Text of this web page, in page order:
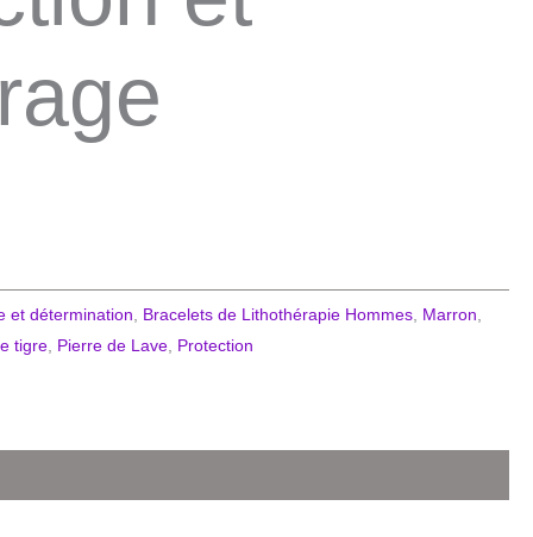
et détermination Bracelets de Lithothérapie Hommes Marron
tigre Pierre de Lave Protection